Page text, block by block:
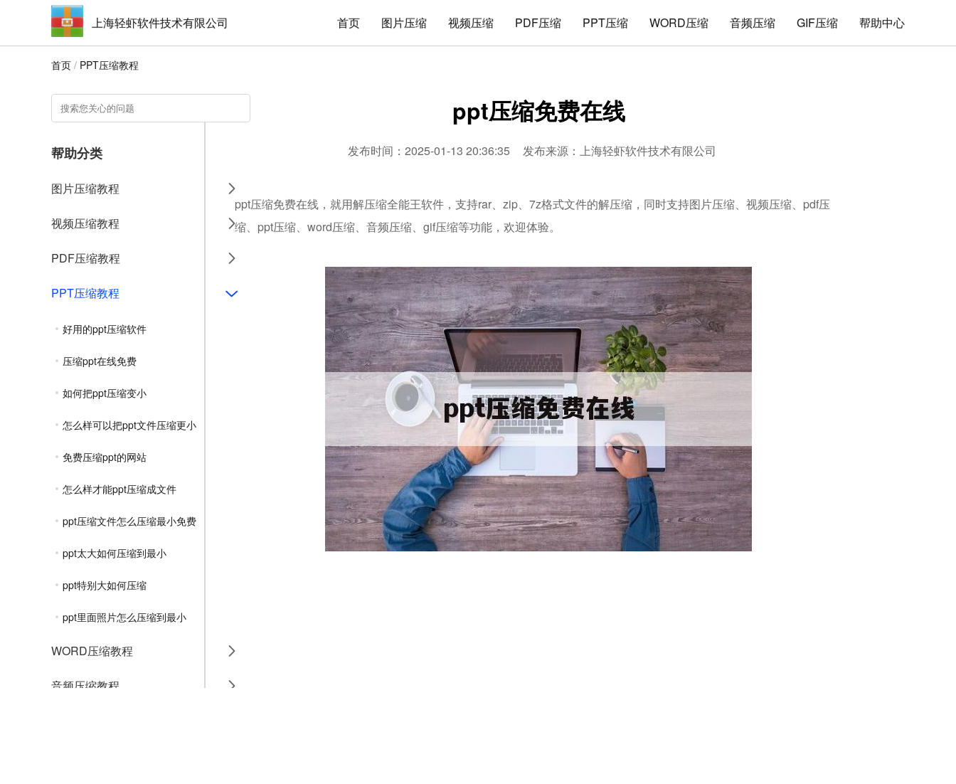
上海轻虾软件技术有限公司 首页 图片压缩 视频压缩 PDF压缩 PPT压缩 WORD压缩 音频压缩 GIF压缩 帮助中心
首页 / PPT压缩教程
帮助分类
图片压缩教程
视频压缩教程
PDF压缩教程
PPT压缩教程
好用的ppt压缩软件
压缩ppt在线免费
如何把ppt压缩变小
怎么样可以把ppt文件压缩更小
免费压缩ppt的网站
怎么样才能ppt压缩成文件
ppt压缩文件怎么压缩最小免费
ppt太大如何压缩到最小
ppt特别大如何压缩
ppt里面照片怎么压缩到最小
WORD压缩教程
音频压缩教程
ppt压缩免费在线
发布时间：2025-01-13 20:36:35 发布来源：上海轻虾软件技术有限公司
ppt压缩免费在线，就用解压缩全能王软件，支持rar、zip、7z格式文件的解压缩，同时支持图片压缩、视频压缩、pdf压
缩、ppt压缩、word压缩、音频压缩、gif压缩等功能，欢迎体验。